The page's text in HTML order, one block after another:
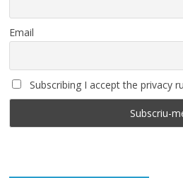
Email
Subscribing I accept the privacy